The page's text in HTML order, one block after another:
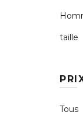
taille
Tous